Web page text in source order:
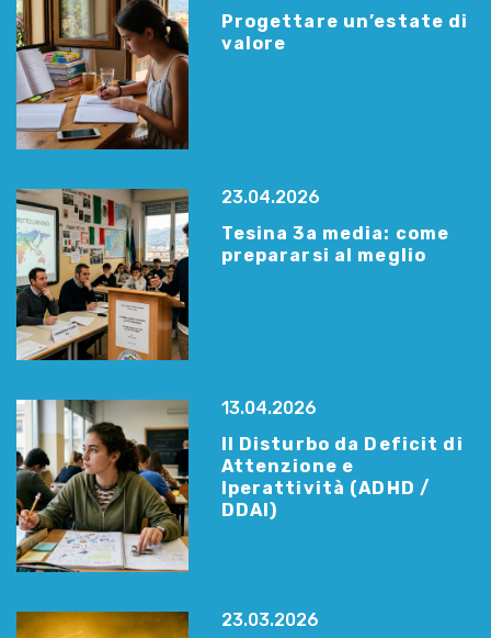
Progettare un’estate di
valore
23.04.2026
Tesina 3a media: come
prepararsi al meglio
13.04.2026
Il Disturbo da Deficit di
Attenzione e
Iperattività (ADHD /
DDAI)
23.03.2026